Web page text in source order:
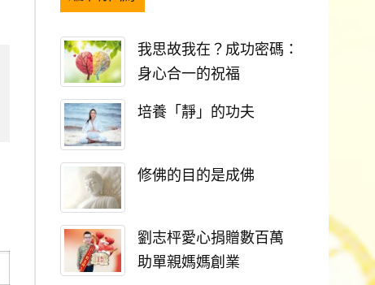
我思故我在？成功密碼：
身心合一的祝福
培養「靜」的功夫
修佛的目的是成佛
劉志枰愛心捐贈數百萬
助單親媽媽創業